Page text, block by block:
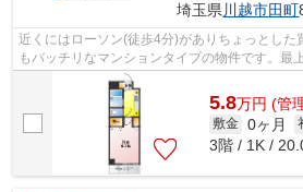
埼玉県川越市田町
近くにはローソン(徒歩4分)がありちょっとした
もバッチリなマンションタイプの物件です。最
レベーター付き物件です。できるだけ...
5.8万円 (管
敷金 0ヶ月
3階 / 1K /